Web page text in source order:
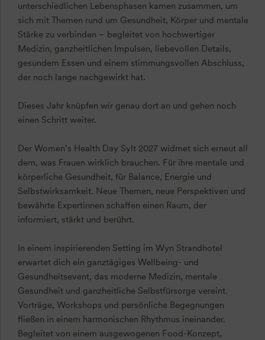
unterschiedlichen Lebensphasen kamen zusammen, um
sich mit Themen rund um Gesundheit, Körper und mentale
Stärke zu verbinden – begleitet von hochwertiger
Medizin, ganzheitlichen Impulsen, liebevollen Details,
gesundem Essen und einem stimmungsvollen Abschluss,
der noch lange nachgewirkt hat.
Dieses Jahr knüpfen wir genau dort an und gehen noch
einen Schritt weiter.
Der Women’s Health Day Sylt 2027 widmet sich erneut all
dem, was Frauen wirklich brauchen. Für ihre mentale und
körperliche Gesundheit, für Balance, Energie und
Selbstwirksamkeit. Neue Themen, neue Perspektiven und
bewährte Expertinnen schaffen einen Raum, der
informiert, stärkt und berührt.
In einem inspirierenden Setting im Wyn Strandhotel
erwartet dich ein ganztägiges Wellbeing- und
Gesundheitsevent, das moderne Medizin, mentale
Gesundheit und ganzheitliche Selbstfürsorge vereint.
Vorträge, Workshops und persönliche Begegnungen
fließen in einem harmonischen Rhythmus ineinander.
Begleitet von einem ausgewogenen Food-Konzept,